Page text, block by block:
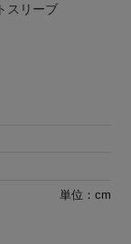
スリーブ
単位：cm